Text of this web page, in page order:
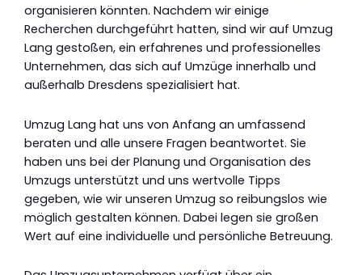
organisieren könnten. Nachdem wir einige
Recherchen durchgeführt hatten, sind wir auf Umzug
Lang gestoßen, ein erfahrenes und professionelles
Unternehmen, das sich auf Umzüge innerhalb und
außerhalb Dresdens spezialisiert hat.
Umzug Lang hat uns von Anfang an umfassend
beraten und alle unsere Fragen beantwortet. Sie
haben uns bei der Planung und Organisation des
Umzugs unterstützt und uns wertvolle Tipps
gegeben, wie wir unseren Umzug so reibungslos wie
möglich gestalten können. Dabei legen sie großen
Wert auf eine individuelle und persönliche Betreuung.